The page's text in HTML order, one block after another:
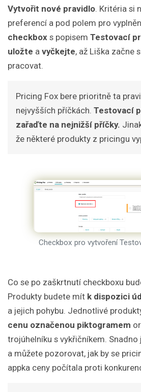
Vytvořit nové pravidlo. Kritéria si
preferencí a pod polem pro
checkbox s popisem Testovací
uložte a vyčkejte, až Liška začne
pracovat.
Pricing Fox bere prioritně ta
nejvyšších příčkách. Testovací
zařaďte na nejnižší příčky.
že některé produkty z pricingu
Checkbox pro vytvoření
Co se po zaškrtnutí checkboxu
Produkty budete mít k dispozici
a jejich pohybu. Jednotlivé
cenu označenou piktogramem
trojúhelníku s vykřičníkem.
a můžete pozorovat, jak by se
appka ceny počítala proti